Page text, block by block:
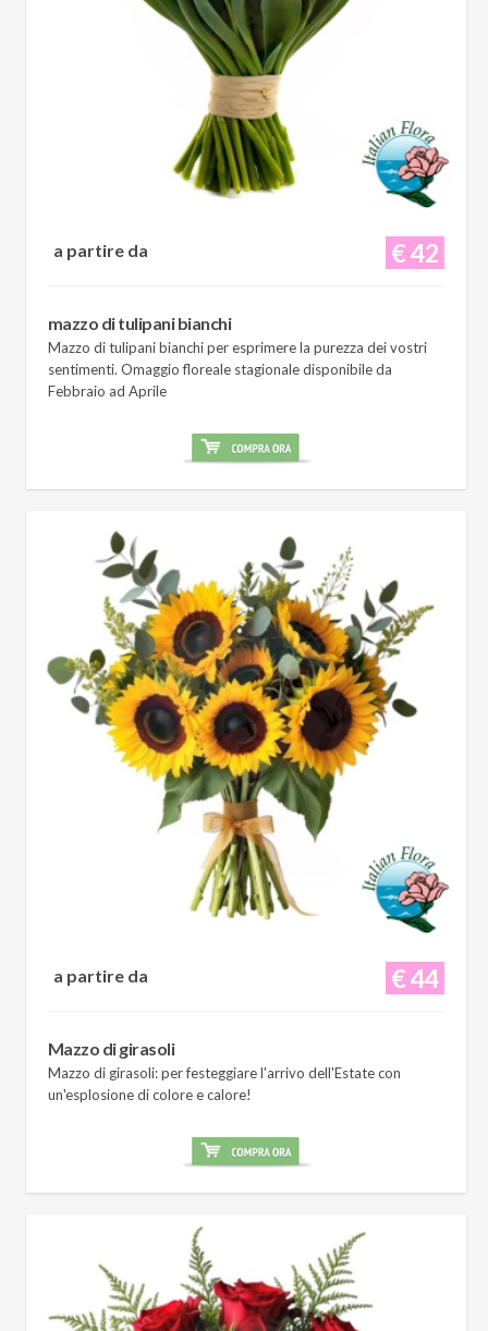
€ 42
a partire da
mazzo di tulipani bianchi
Mazzo di tulipani bianchi per esprimere la purezza dei vostri
sentimenti. Omaggio floreale stagionale disponibile da
Febbraio ad Aprile
€ 44
a partire da
Mazzo di girasoli
Mazzo di girasoli: per festeggiare l'arrivo dell'Estate con
un'esplosione di colore e calore!